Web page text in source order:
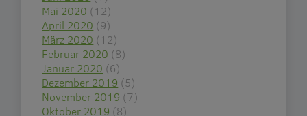
Mai 2020 (12)
April 2020 (9)
März 2020 (12)
Februar 2020 (8)
Januar 2020 (6)
Dezember 2019 (5)
November 2019 (7)
Oktober 2019 (8)